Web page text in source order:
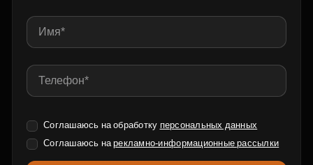
Соглашаюсь на обработку персональных данных
Соглашаюсь нарекламно-информационные рассылки